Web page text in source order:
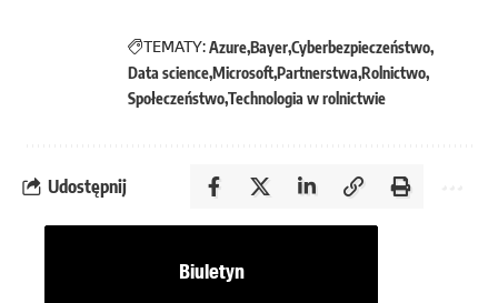
TEMATY:AzureBayerCyberbezpieczeństwo
Data scienceMicrosoftPartnerstwa Rolnictwo
SpołeczeństwoTechnologia w rolnictwie
Udostępnij
Biuletyn